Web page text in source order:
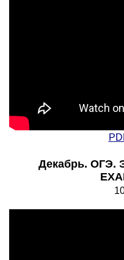
Декабрь. ОГЭ.